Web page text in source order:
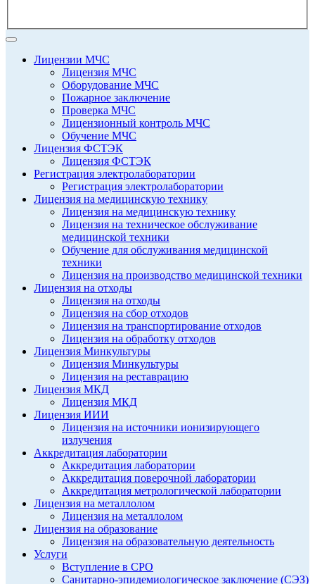
Лицензии МЧС
Лицензия МЧС
Оборудование МЧС
Пожарное заключение
Проверка МЧС
Лицензионный контроль МЧС
Обучение МЧС
Лицензия ФСТЭК
Лицензия ФСТЭК
Регистрация электролаборатории
Регистрация электролаборатории
Лицензия на медицинскую технику
Лицензия на медицинскую технику
Лицензия на техническое обслуживание
медицинской техники
Обучение для обслуживания медицинской
техники
Лицензия на производство медицинской техники
Лицензия на отходы
Лицензия на отходы
Лицензия на сбор отходов
Лицензия на транспортирование отходов
Лицензия на обработку отходов
Лицензия Минкультуры
Лицензия Минкультуры
Лицензия на реставрацию
Лицензия МКД
Лицензия МКД
Лицензия ИИИ
Лицензия на источники ионизирующего
излучения
Аккредитация лаборатории
Аккредитация лаборатории
Аккредитация поверочной лаборатории
Аккредитация метрологической лаборатории
Лицензия на металлолом
Лицензия на металлолом
Лицензия на образование
Лицензия на образовательную деятельность
Услуги
Вступление в СРО
Санитарно-эпидемиологическое заключение (СЭЗ)